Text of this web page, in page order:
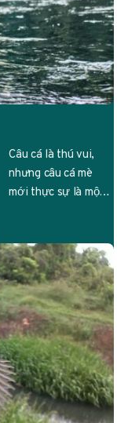
Câu cá là thú vui,
nhưng câu cá mè
mới thực sự là một